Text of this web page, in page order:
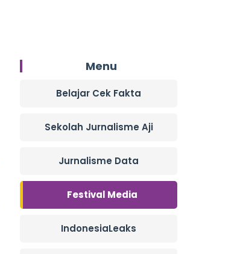
Menu
Belajar Cek Fakta
Sekolah Jurnalisme Aji
Jurnalisme Data
Festival Media
IndonesiaLeaks